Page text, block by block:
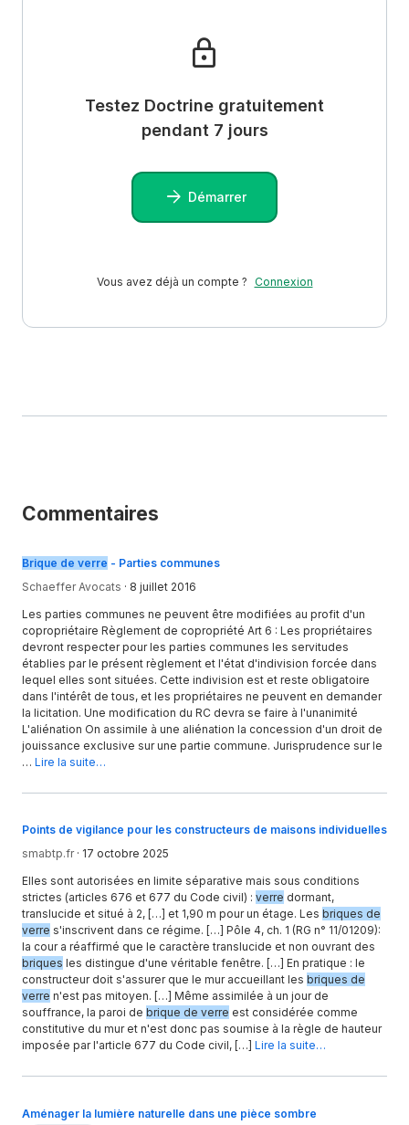
Testez Doctrine gratuitement
pendant 7 jours
Démarrer
Vous avez déjà un compte ? Connexion
Commentaires
Brique de verre - Parties communes
Schaeffer Avocats · 8 juillet 2016
Les parties communes ne peuvent être modifiées au profit d'un
copropriétaire Règlement de copropriété Art 6 : Les propriétaires
devront respecter pour les parties communes les servitudes
établies par le présent règlement et l'état d'indivision forcée dans
lequel elles sont situées. Cette indivision est et reste obligatoire
dans l'intérêt de tous, et les propriétaires ne peuvent en demander
la licitation. Une modification du RC devra se faire à l'unanimité
L'aliénation On assimile à une aliénation la concession d'un droit de
jouissance exclusive sur une partie commune. Jurisprudence sur le
… Lire la suite…
Points de vigilance pour les constructeurs de maisons individuelles
smabtp.fr· 17 octobre 2025
Elles sont autorisées en limite séparative mais sous conditions
strictes (articles 676 et 677 du Code civil) : verre dormant,
translucide et situé à 2, […] et 1,90 m pour un étage. Les briques de
verre s'inscrivent dans ce régime. […] Pôle 4, ch. 1 (RG n° 11/01209):
la cour a réaffirmé que le caractère translucide et non ouvrant des
briques les distingue d'une véritable fenêtre. […] En pratique : le
constructeur doit s'assurer que le mur accueillant les briques de
verre n'est pas mitoyen. […] Même assimilée à un jour de
souffrance, la paroi de brique de verre est considérée comme
constitutive du mur et n'est donc pas soumise à la règle de hauteur
imposée par l'article 677 du Code civil, […] Lire la suite…
Aménager la lumière naturelle dans une pièce sombre